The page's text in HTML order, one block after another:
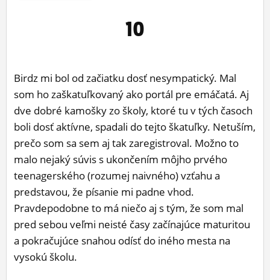
STATUSY
BLOGY
OBRÁZKY
ĽUDIA
MÔJ PROFIL
NASTAVENIA
ROLETA
10
Birdz mi bol od začiatku dosť nesympatický. Mal
som ho zaškatuľkovaný ako portál pre emáčatá. Aj
dve dobré kamošky zo školy, ktoré tu v tých časoch
boli dosť aktívne, spadali do tejto škatuľky. Netuším,
prečo som sa sem aj tak zaregistroval. Možno to
malo nejaký súvis s ukončením môjho prvého
teenagerského (rozumej naivného) vzťahu a
predstavou, že písanie mi padne vhod.
Pravdepodobne to má niečo aj s tým, že som mal
pred sebou veľmi neisté časy začínajúce maturitou
a pokračujúce snahou odísť do iného mesta na
vysokú školu.